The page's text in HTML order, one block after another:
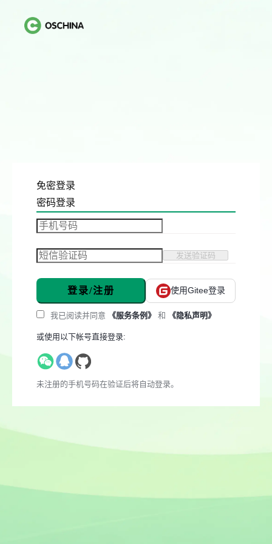
免密登录
密码登录
发送验证码
登录/注册 使用Gitee登录
我已阅读并同意 《服务条例》 和 《隐私声明》
或使用以下帐号直接登录:
未注册的手机号码在验证后将自动登录。